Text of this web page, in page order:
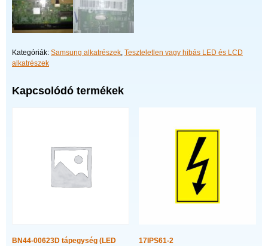
Kategóriák: Samsung alkatrészek Teszteletlen vagy hibás LED és LCD
alkatrészek
Kapcsolódó termékek
BN44-00623D tápegység (LED
17IPS61-2